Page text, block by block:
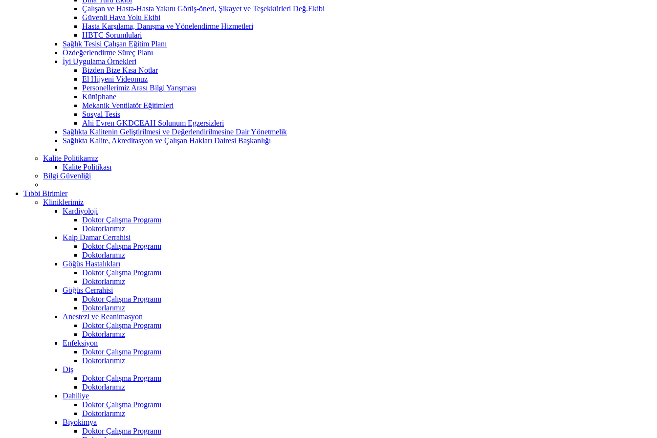
Çalışan ve Hasta-Hasta Yakını Görüş-öneri, Şikayet ve Teşekkürleri Değ.Ekibi
Güvenli Hava Yolu Ekibi
Hasta Karşılama, Danışma ve Yönelendirme Hizmetleri
HBTC Sorumlulari
Sağlık Tesisi Çalışan Eğitim Planı
Özdeğerlendirme Süreç Planı
İyi Uygulama Örnekleri
Bizden Bize Kısa Notlar
El Hijyeni Videomuz
Personellerimiz Arası Bilgi Yarışması
Kütüphane
Mekanik Ventilatör Eğitimleri
Sosyal Tesis
Ahi Evren GKDCEAH Solunum Egzersizleri
Sağlıkta Kalitenin Geliştirilmesi ve Değerlendirilmesine Dair Yönetmelik
Sağlıkta Kalite, Akreditasyon ve Çalışan Hakları Dairesi Başkanlığı
Kalite Politikamız
Kalite Politikası
Bilgi Güvenliği
Tıbbi Birimler
Kliniklerimiz
Kardiyoloji
Doktor Çalışma Programı
Doktorlarımız
Kalp Damar Cerrahisi
Doktor Çalışma Programı
Doktorlarımız
Göğüs Hastalıkları
Doktor Çalışma Programı
Doktorlarımız
Göğüs Cerrahisi
Doktor Çalışma Programı
Doktorlarımız
Anestezi ve Reanimasyon
Doktor Çalışma Programı
Doktorlarımız
Enfeksiyon
Doktor Çalışma Programı
Doktorlarımız
Diş
Doktor Çalışma Programı
Doktorlarımız
Dahiliye
Doktor Çalışma Programı
Doktorlarımız
Biyokimya
Doktor Çalışma Programı